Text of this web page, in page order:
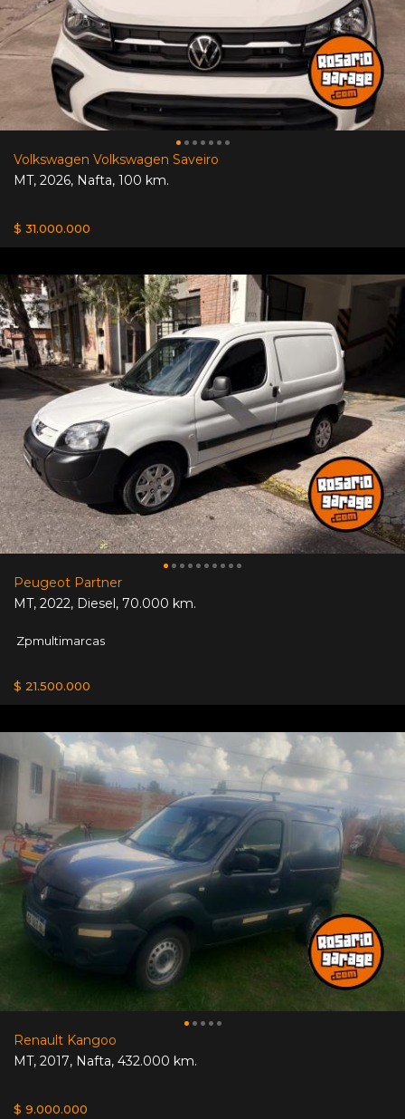
Volkswagen Volkswagen Saveiro
MT, 2026, Nafta, 100 km.
$ 31.000.000
Peugeot Partner
MT, 2022, Diesel, 70.000 km.
Zpmultimarcas
$ 21.500.000
Renault Kangoo
MT, 2017, Nafta, 432.000 km.
$ 9.000.000